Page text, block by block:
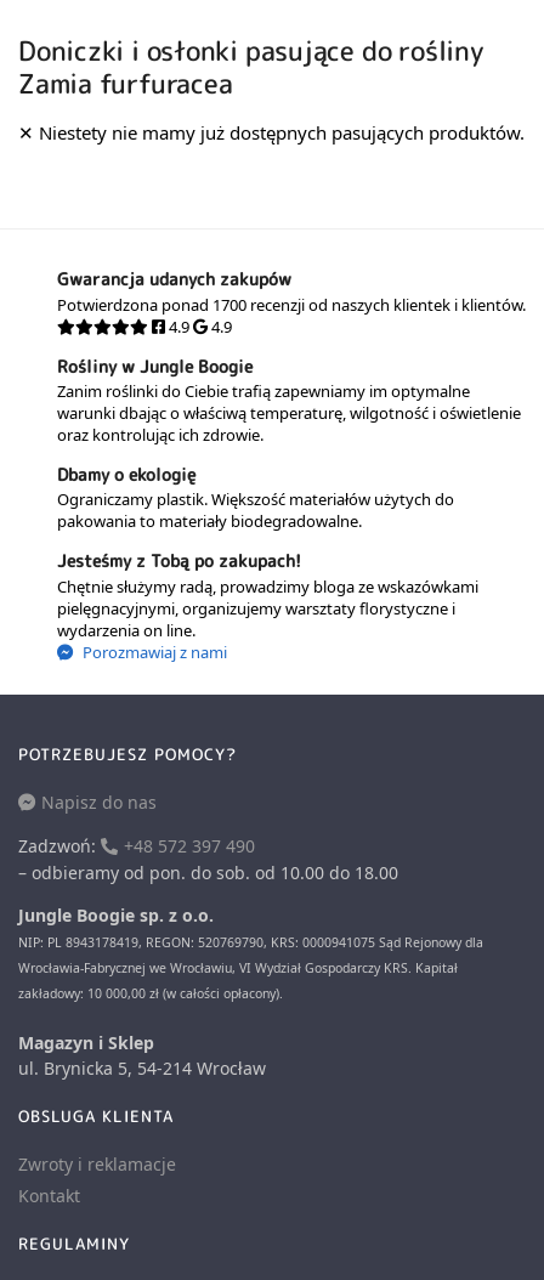
Doniczki i osłonki pasujące do rośliny
Zamia furfuracea
Gwarancja udanych zakupów
Potwierdzona ponad 1700 recenzji od naszych klientek i klientów.
4.9
4.9
Rośliny w Jungle Boogie
Zanim roślinki do Ciebie trafią zapewniamy im optymalne
warunki dbając o właściwą temperaturę, wilgotność i oświetlenie
oraz kontrolując ich zdrowie.
Dbamy o ekologię
Ograniczamy plastik. Większość materiałów użytych do
pakowania to materiały biodegradowalne.
Jesteśmy z Tobą po zakupach!
Chętnie służymy radą, prowadzimy bloga ze wskazówkami
pielęgnacyjnymi, organizujemy warsztaty florystyczne i
wydarzenia on line.
Porozmawiaj z nami
POTRZEBUJESZ POMOCY?
Napisz do nas
Zadzwoń:
+48 572 397 490
– odbieramy od pon. do sob. od 10.00 do 18.00
Jungle Boogie sp. z o.o.
NIP: PL 8943178419, REGON: 520769790, KRS: 0000941075 Sąd Rejonowy dla
Wrocławia-Fabrycznej we Wrocławiu, VI Wydział Gospodarczy KRS. Kapitał
zakładowy: 10 000,00 zł (w całości opłacony).
Magazyn i Sklep
ul. Brynicka 5, 54-214 Wrocław
OBSLUGA KLIENTA
Zwroty i reklamacje
Kontakt
REGULAMINY